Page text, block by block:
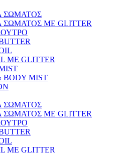
ΣΩΜΑΤΟΣ
ΜΕ GLITTER
ΜΕ GLITTER
BODY MIST
ΣΩΜΑΤΟΣ
ΜΕ GLITTER
ΜΕ GLITTER